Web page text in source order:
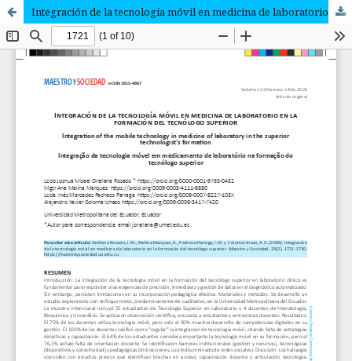
Integración de la tecnología móvil en medicina de laboratorio en la formación del tecnólogo superior